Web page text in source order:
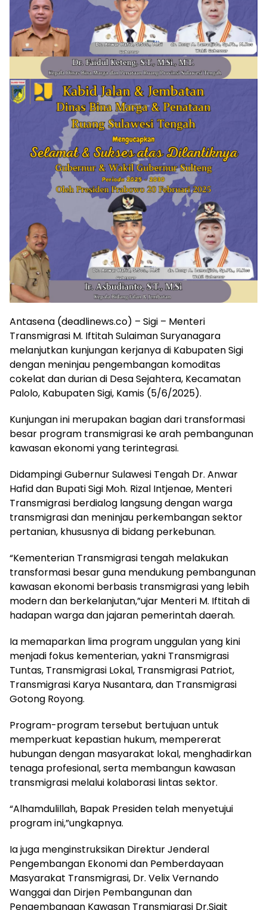
Antasena (deadlinews.co) – Sigi – Menteri
Transmigrasi M. Iftitah Sulaiman Suryanagara
melanjutkan kunjungan kerjanya di Kabupaten Sigi
dengan meninjau pengembangan komoditas
cokelat dan durian di Desa Sejahtera, Kecamatan
Palolo, Kabupaten Sigi, Kamis (5/6/2025).
Kunjungan ini merupakan bagian dari transformasi
besar program transmigrasi ke arah pembangunan
kawasan ekonomi yang terintegrasi.
Didampingi Gubernur Sulawesi Tengah Dr. Anwar
Hafid dan Bupati Sigi Moh. Rizal Intjenae, Menteri
Transmigrasi berdialog langsung dengan warga
transmigrasi dan meninjau perkembangan sektor
pertanian, khususnya di bidang perkebunan.
“Kementerian Transmigrasi tengah melakukan
transformasi besar guna mendukung pembangunan
kawasan ekonomi berbasis transmigrasi yang lebih
modern dan berkelanjutan,”ujar Menteri M. Iftitah di
hadapan warga dan jajaran pemerintah daerah.
Ia memaparkan lima program unggulan yang kini
menjadi fokus kementerian, yakni Transmigrasi
Tuntas, Transmigrasi Lokal, Transmigrasi Patriot,
Transmigrasi Karya Nusantara, dan Transmigrasi
Gotong Royong.
Program-program tersebut bertujuan untuk
memperkuat kepastian hukum, mempererat
hubungan dengan masyarakat lokal, menghadirkan
tenaga profesional, serta membangun kawasan
transmigrasi melalui kolaborasi lintas sektor.
“Alhamdulillah, Bapak Presiden telah menyetujui
program ini,”ungkapnya.
Ia juga menginstruksikan Direktur Jenderal
Pengembangan Ekonomi dan Pemberdayaan
Masyarakat Transmigrasi, Dr. Velix Vernando
Wanggai dan Dirjen Pembangunan dan
Pengembangan Kawasan Transmigrasi Dr.Sigit